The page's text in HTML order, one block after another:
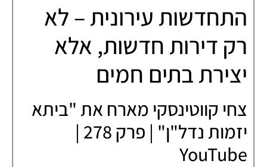
התחדשות עירונית – לא
רק דירות חדשות, אלא
יצירת בתים חמים
צחי קווטינסקי מארח את "ביתא
יזמות נדל"ן" | פרק 278 |
YouTube